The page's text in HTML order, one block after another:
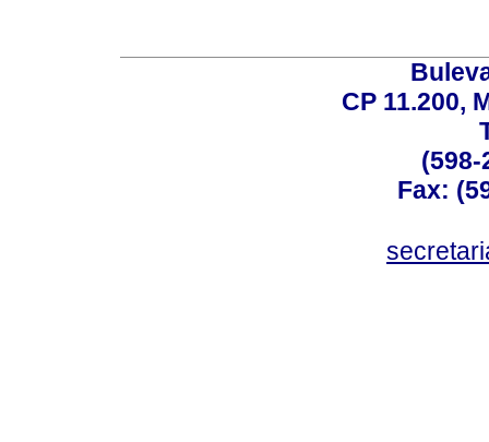
CP 11.200,
(598-
Fax: